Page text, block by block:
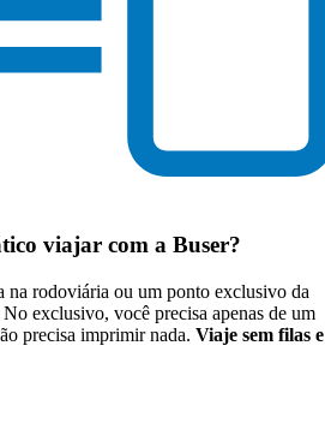
viajar com a Buser?
na rodoviária ou um ponto exclusivo da
exclusivo, você precisa apenas de um
precisa imprimir nada. Viaje sem filas e